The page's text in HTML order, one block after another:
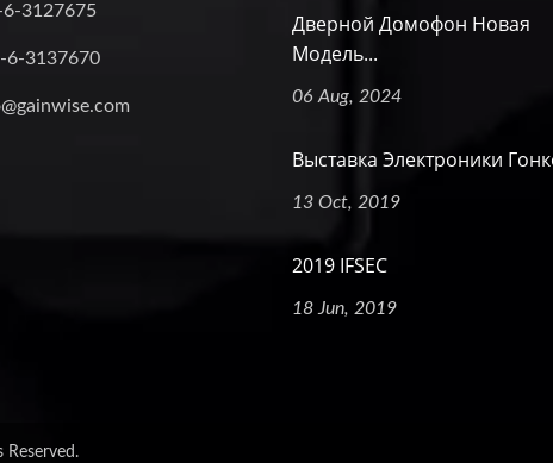
3127675
6-3137670
Дверной Домофон Новая
Модель...
06 Aug, 2024
Выставка Электроники
13 Oct, 2019
2019 IFSEC
18 Jun, 2019
Reserved.